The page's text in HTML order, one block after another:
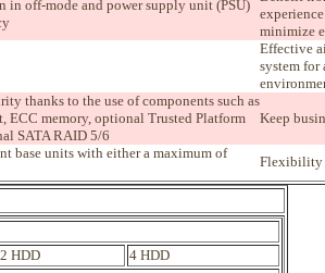
in off-mode and power supply unit (PSU)
minimize
Effective
system for
thanks to the use of components such as
ECC memory, optional Trusted Platform
SATA RAID 5/6
Keep
base units with either a maximum of
Flexibility
2 HDD
4 HDD